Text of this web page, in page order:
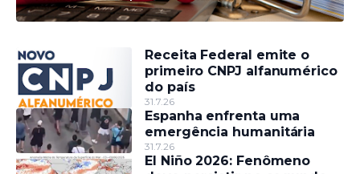
divulgado até esta sexta
Receita Federal emite o
primeiro CNPJ alfanumérico
do país
31.7.26
Espanha enfrenta uma
emergência humanitária
31.7.26
El Niño 2026: Fenômeno